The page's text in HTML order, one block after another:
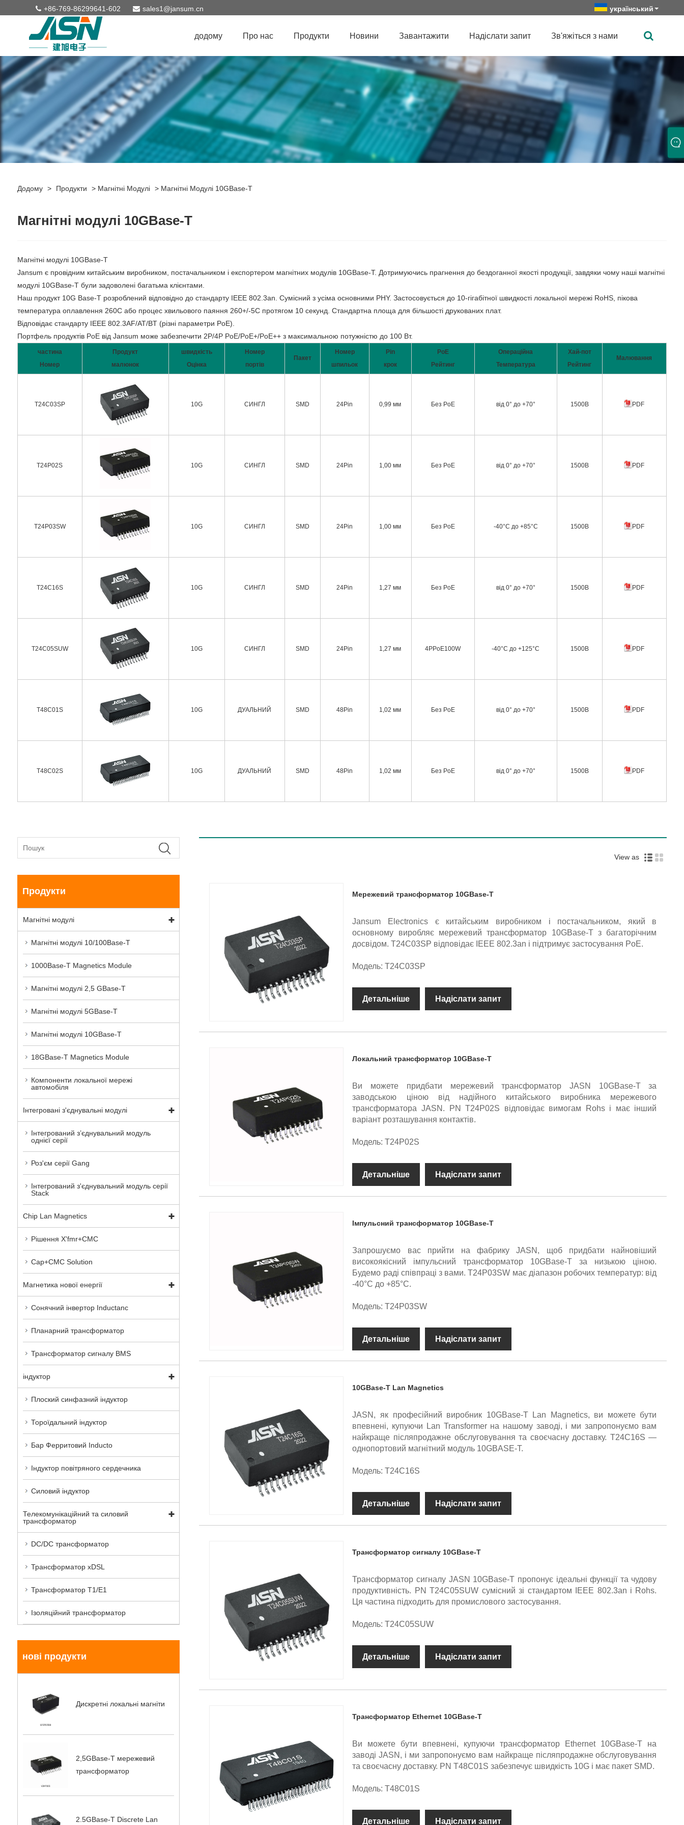
+86-769-86299641-602 sales1@jansum.cn український
додому Про нас Продукти Новини Завантажити Надіслати запит Зв'яжіться з нами
Додому > Продукти > Магнітні Модулі > Магнітні Модулі 10GBase-T
Магнітні модулі 10GBase-T
Магнітні модулі 10GBase-T
Jansum є провідним китайським виробником, постачальником і експортером магнітних модулів 10GBase-T. Дотримуючись прагнення до бездоганної якості продукції, завдяки чому наші магнітні
модулі 10GBase-T були задоволені багатьма клієнтами.
Наш продукт 10G Base-T розроблений відповідно до стандарту IEEE 802.3an. Сумісний з усіма основними PHY. Застосовується до 10-гігабітної швидкості локальної мережі RoHS, пікова
температура оплавлення 260C або процес хвильового паяння 260+/-5C протягом 10 секунд. Стандартна площа для більшості друкованих плат.
Відповідає стандарту IEEE 802.3AF/AT/BT (різні параметри PoE).
Портфель продуктів PoE від Jansum може забезпечити 2P/4P PoE/PoE+/PoE++ з максимальною потужністю до 100 Вт.
частина
Номер
Продукт
малюнок
швидкість
Оцінка
Номер
портів
Пакет
Номер
шпильок
Pin
крок
PoE
Рейтинг
Операційна
Температура
Хай-пот
Рейтинг
Малювання
T24C03SP 10G СИНГЛ SMD 24Pin 0,99 мм Без PoE від 0° до +70° 1500В PDF
T24P02S 10G СИНГЛ SMD 24Pin 1,00 мм Без PoE від 0° до +70° 1500В PDF
T24P03SW 10G СИНГЛ SMD 24Pin 1,00 мм Без PoE -40°C до +85°C 1500В PDF
T24C16S 10G СИНГЛ SMD 24Pin 1,27 мм Без PoE від 0° до +70° 1500В PDF
T24C05SUW 10G СИНГЛ SMD 24Pin 1,27 мм 4PPoE100W -40°C до +125°C 1500В PDF
T48C01S 10G ДУАЛЬНИЙ SMD 48Pin 1,02 мм Без PoE від 0° до +70° 1500В PDF
T48C02S 10G ДУАЛЬНИЙ SMD 48Pin 1,02 мм Без PoE від 0° до +70° 1500В PDF
Продукти
Магнітні модулі
Магнітні модулі 10/100Base-T
1000Base-T Magnetics Module
Магнітні модулі 2,5 GBase-T
Магнітні модулі 5GBase-T
Магнітні модулі 10GBase-T
18GBase-T Magnetics Module
Компоненти локальної мережі
автомобіля
Інтегровані з'єднувальні модулі
Інтегрований з’єднувальний модуль
однієї серії
Роз'єм серії Gang
Інтегрований з'єднувальний модуль серії
Stack
Chip Lan Magnetics
Рішення X'fmr+CMC
Cap+CMC Solution
Магнетика нової енергії
Сонячний інвертор Inductanc
Планарний трансформатор
Трансформатор сигналу BMS
індуктор
Плоский синфазний індуктор
Тороїдальний індуктор
Бар Ферритовий Inducto
Індуктор повітряного сердечника
Силовий індуктор
Телекомунікаційний та силовий
трансформатор
DC/DC трансформатор
Трансформатор xDSL
Трансформатор T1/E1
Ізоляційний трансформатор
нові продукти
Дискретні локальні магніти
2,5GBase-T мережевий
трансформатор
2.5GBase-T Discrete Lan
View as
Мережевий трансформатор 10GBase-T
Jansum Electronics є китайським виробником і постачальником, який в
основному виробляє мережевий трансформатор 10GBase-T з багаторічним
досвідом. T24C03SP відповідає IEEE 802.3an і підтримує застосування PoE.
Модель: T24C03SP
Детальніше Надіслати запит
Локальний трансформатор 10GBase-T
Ви можете придбати мережевий трансформатор JASN 10GBase-T за
заводською ціною від надійного китайського виробника мережевого
трансформатора JASN. PN T24P02S відповідає вимогам Rohs і має інший
варіант розташування контактів.
Модель: T24P02S
Детальніше Надіслати запит
Імпульсний трансформатор 10GBase-T
Запрошуємо вас прийти на фабрику JASN, щоб придбати найновіший
високоякісний імпульсний трансформатор 10GBase-T за низькою ціною.
Будемо раді співпраці з вами. T24P03SW має діапазон робочих температур: від
-40°C до +85°C.
Модель: T24P03SW
Детальніше Надіслати запит
10GBase-T Lan Magnetics
JASN, як професійний виробник 10GBase-T Lan Magnetics, ви можете бути
впевнені, купуючи Lan Transformer на нашому заводі, і ми запропонуємо вам
найкраще післяпродажне обслуговування та своєчасну доставку. T24C16S —
однопортовий магнітний модуль 10GBASE-T.
Модель: T24C16S
Детальніше Надіслати запит
Трансформатор сигналу 10GBase-T
Трансформатор сигналу JASN 10GBase-T пропонує ідеальні функції та чудову
продуктивність. PN T24C05SUW сумісний зі стандартом IEEE 802.3an і Rohs.
Ця частина підходить для промислового застосування.
Модель: T24C05SUW
Детальніше Надіслати запит
Трансформатор Ethernet 10GBase-T
Ви можете бути впевнені, купуючи трансформатор Ethernet 10GBase-T на
заводі JASN, і ми запропонуємо вам найкраще післяпродажне обслуговування
та своєчасну доставку. PN T48C01S забезпечує швидкість 10G і має пакет SMD.
Модель: T48C01S
Детальніше Надіслати запит